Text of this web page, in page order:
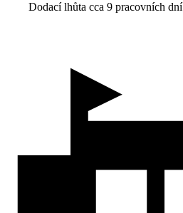
Dodací lhůta cca 9 pracovních dní